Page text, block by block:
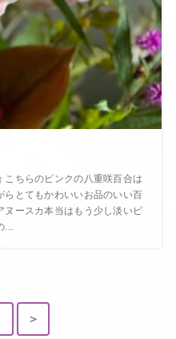
こちらのピンクの八重咲百合は
らとてもかわいいお品のいい百
ヌースカ本当はもう少し淡いピ
＞